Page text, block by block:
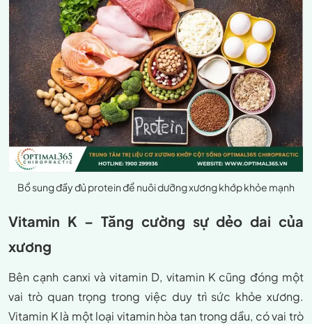
Bổ sung đầy đủ protein để nuôi dưỡng xương khớp khỏe mạnh
Vitamin K – Tăng cường sự dẻo dai của
xương
Bên cạnh canxi và vitamin D, vitamin K cũng đóng một
vai trò quan trọng trong việc duy trì sức khỏe xương.
Vitamin K là một loại vitamin hòa tan trong dầu, có vai trò